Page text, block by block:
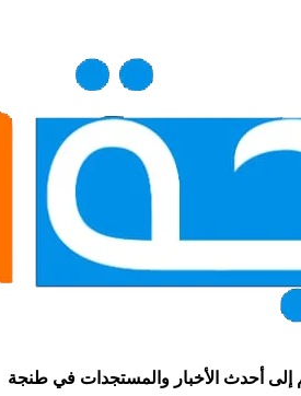
إلى أحدث الأخبار والمستجدات في طنجة